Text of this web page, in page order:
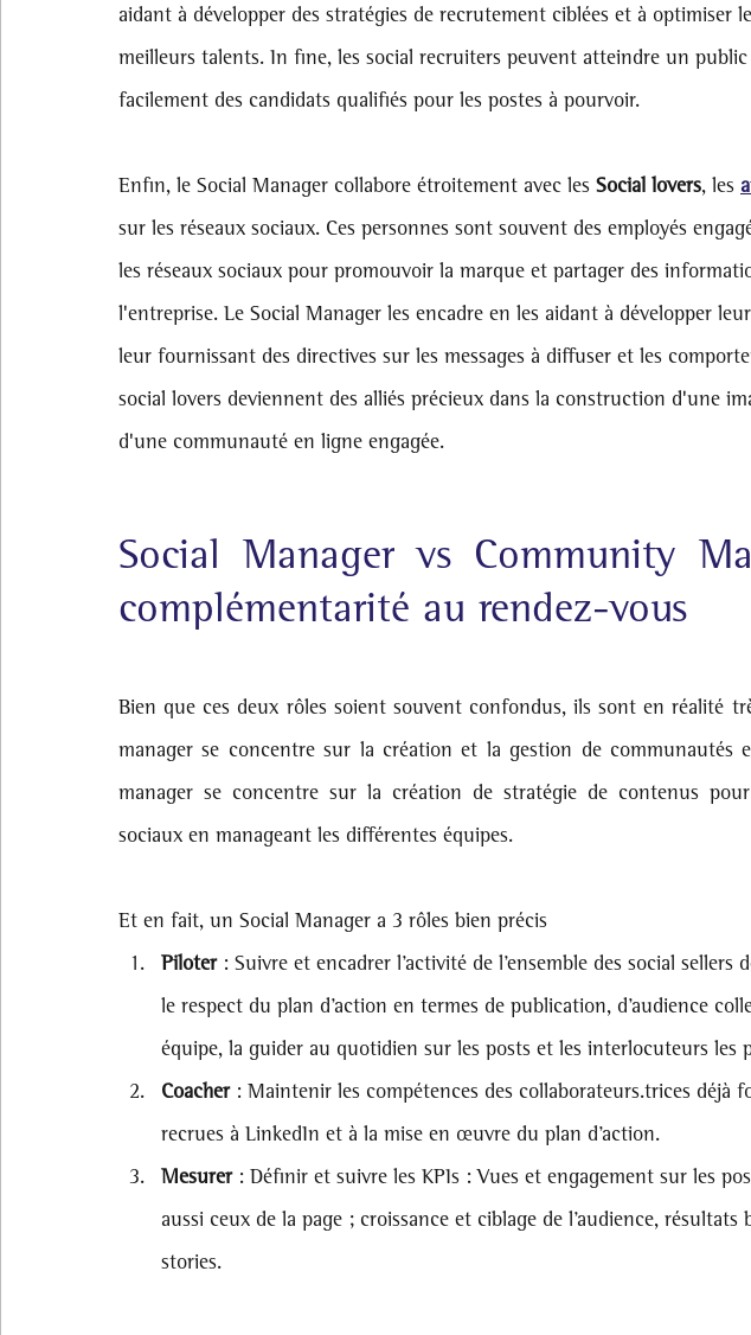
aidant à développer des stratégies de recrutement ciblées et à optimiser
meilleurs talents. In fine, les social recruiters peuvent atteindre un
facilement des candidats qualifiés pour les postes à pourvoir.
Enfin, le Social Manager collabore étroitement avec les Social lovers, les
sur les réseaux sociaux. Ces personnes sont souvent des employés
les réseaux sociaux pour promouvoir la marque et partager des
l'entreprise. Le Social Manager les encadre en les aidant à développer
leur fournissant des directives sur les messages à diffuser et les
social lovers deviennent des alliés précieux dans la construction d'une
d'une communauté en ligne engagée.
Social Manager vs Community
complémentarité au rendez-vous
Bien que ces deux rôles soient souvent confondus, ils sont en réalité
manager se concentre sur la création et la gestion de communautés
manager se concentre sur la création de stratégie de contenus
sociaux en manageant les différentes équipes.
Et en fait, un Social Manager a 3 rôles bien précis
Piloter : Suivre et encadrer l’activité de l’ensemble des social sellers
le respect du plan d’action en termes de publication, d’audience
équipe, la guider au quotidien sur les posts et les interlocuteurs les
Coacher : Maintenir les compétences des collaborateurs.trices déjà
recrues à LinkedIn et à la mise en œuvre du plan d’action.
Mesurer : Définir et suivre les KPIs : Vues et engagement sur les
aussi ceux de la page ; croissance et ciblage de l’audience, résultats
stories.